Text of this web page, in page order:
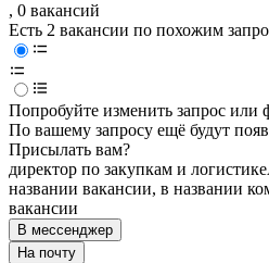
, 0 вакансий
Есть 2 вакансии по похожим
Попробуйте изменить запрос или
По вашему запросу ещё будут
Присылать вам?
директор по закупкам и логистике
названии вакансии, в названии
вакансии
В мессенджер
На почту